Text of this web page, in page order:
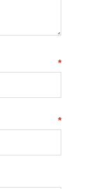
*
*